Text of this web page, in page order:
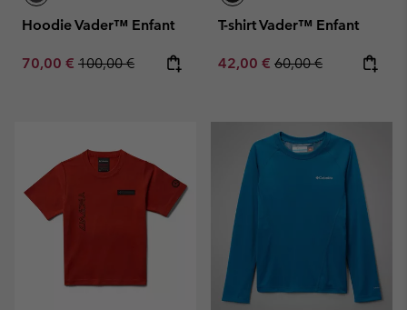
Hoodie Vader™ Enfant
Sale price:
70,00 € Regular price:
100,00 €
T-shirt Vader™ Enfant
Sale price:
42,00 € Regular price:
60,00 €